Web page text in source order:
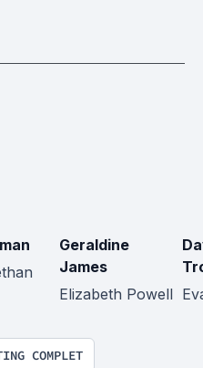
Geraldine
James
Elizabeth Powell
COMPLET